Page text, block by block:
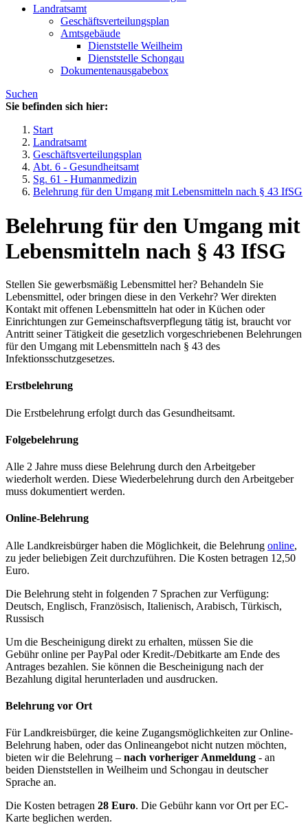
Landratsamt
Geschäftsverteilungsplan
Amtsgebäude
Dienststelle Weilheim
Dienststelle Schongau
Dokumentenausgabebox
Suchen
Sie befinden sich hier:
Start
Landratsamt
Geschäftsverteilungsplan
Abt. 6 - Gesundheitsamt
Sg. 61 - Humanmedizin
Belehrung für den Umgang mit Lebensmitteln nach § 43 IfSG
Belehrung für den Umgang mit
Lebensmitteln nach § 43 IfSG
Stellen Sie gewerbsmäßig Lebensmittel her? Behandeln Sie
Lebensmittel, oder bringen diese in den Verkehr? Wer direkten
Kontakt mit offenen Lebensmitteln hat oder in Küchen oder
Einrichtungen zur Gemeinschaftsverpflegung tätig ist, braucht vor
Antritt seiner Tätigkeit die gesetzlich vorgeschriebenen Belehrungen
für den Umgang mit Lebensmitteln nach § 43 des
Infektionsschutzgesetzes.
Erstbelehrung
Die Erstbelehrung erfolgt durch das Gesundheitsamt.
Folgebelehrung
Alle 2 Jahre muss diese Belehrung durch den Arbeitgeber
wiederholt werden. Diese Wiederbelehrung durch den Arbeitgeber
muss dokumentiert werden.
Online-Belehrung
Alle Landkreisbürger haben die Möglichkeit, die Belehrung online,
zu jeder beliebigen Zeit durchzuführen. Die Kosten betragen 12,50
Euro.
Die Belehrung steht in folgenden 7 Sprachen zur Verfügung:
Deutsch, Englisch, Französisch, Italienisch, Arabisch, Türkisch,
Russisch
Um die Bescheinigung direkt zu erhalten, müssen Sie die
Gebühr online per PayPal oder Kredit-/Debitkarte am Ende des
Antrages bezahlen. Sie können die Bescheinigung nach der
Bezahlung digital herunterladen und ausdrucken.
Belehrung vor Ort
Für Landkreisbürger, die keine Zugangsmöglichkeiten zur Online-
Belehrung haben, oder das Onlineangebot nicht nutzen möchten,
bieten wir die Belehrung – nach vorheriger Anmeldung - an
beiden Dienststellen in Weilheim und Schongau in deutscher
Sprache an.
Die Kosten betragen 28 Euro. Die Gebühr kann vor Ort per EC-
Karte beglichen werden.